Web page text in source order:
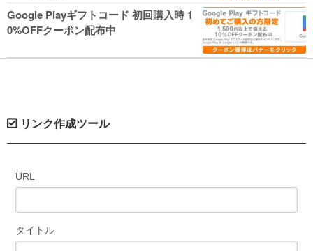
Google Playギフトコード 初回購入時 1
0%OFFクーポン配布中
リンク作成ツール
URL
タイトル